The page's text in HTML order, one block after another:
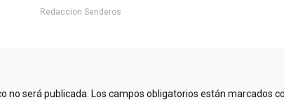
Redaccion Senderos
no será publicada. Los campos obligatorios están marcados